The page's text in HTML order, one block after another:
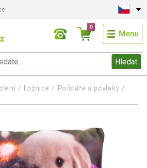
Hledat
0
Menu
Ložnice
Polštáře a povlaky